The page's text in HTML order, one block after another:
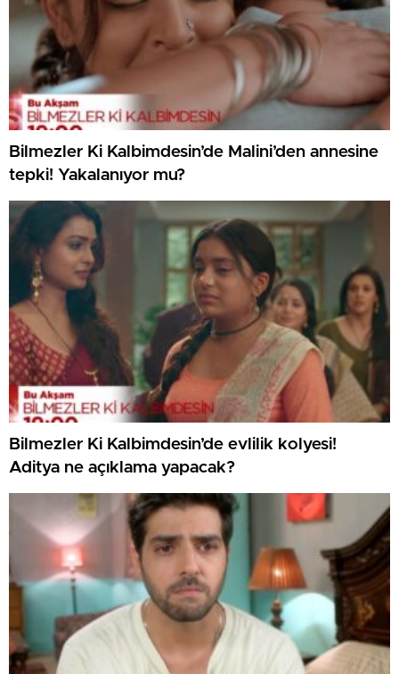
Bilmezler Ki Kalbimdesin’de Malini’den annesine
tepki! Yakalanıyor mu?
Bilmezler Ki Kalbimdesin’de evlilik kolyesi!
Aditya ne açıklama yapacak?